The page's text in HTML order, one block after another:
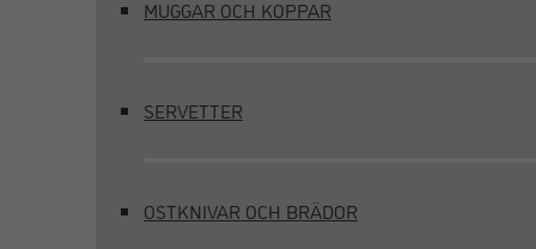
MUGGAR OCH KOPPAR
SERVETTER
OSTKNIVAR OCH BRÄDOR